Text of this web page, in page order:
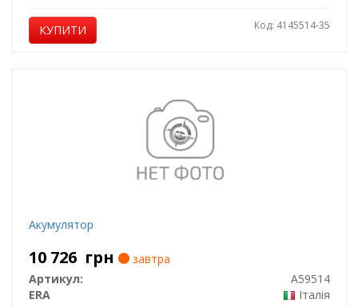
КУПИТИ Код: 4145514-35
Акумулятор
10 726 грн
завтра
Артикул:
A59514
ERA
Італія